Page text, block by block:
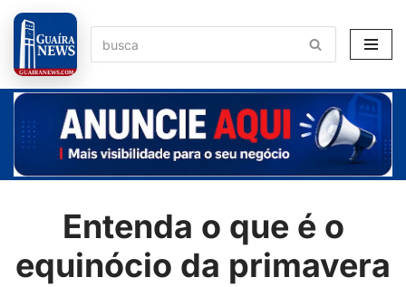
Pular
para
o
conteúdo
Entenda o que é o
equinócio da primavera